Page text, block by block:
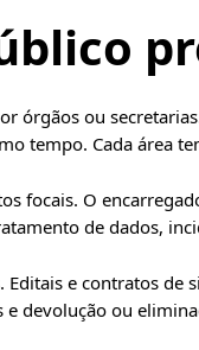
órgãos ou
tempo. Cada área
focais. O
de dados,
e contratos de
devolução ou